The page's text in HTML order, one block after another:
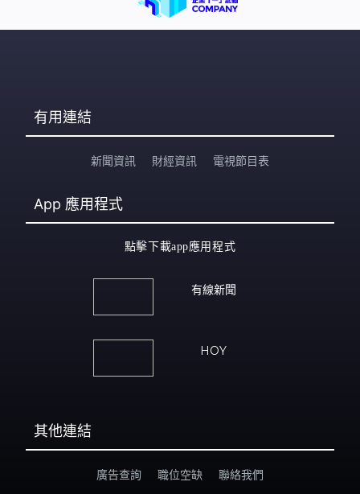
有用連結
新聞資訊 財經資訊 電視節目表
App 應用程式
點擊下載app應用程式
有線新聞
HOY
其他連結
廣告查詢 職位空缺 聯絡我們